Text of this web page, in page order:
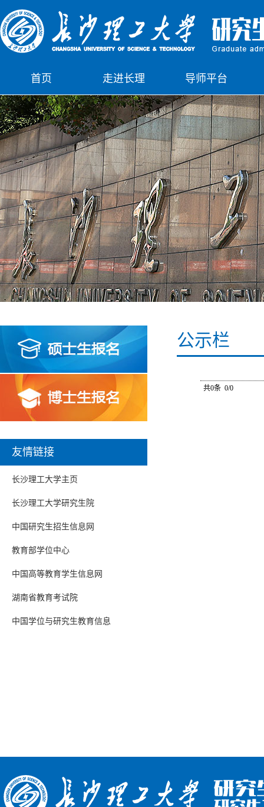
首页 走进长理 导师平台
下载中心 公示栏
友情链接
长沙理工大学主页
长沙理工大学研究生院
中国研究生招生信息网
教育部学位中心
中国高等教育学生信息网
湖南省教育考试院
中国学位与研究生教育信息
公示栏
共0条 0/0